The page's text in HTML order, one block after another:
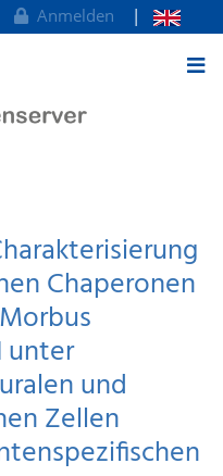
Anmelden
Chaperonen
unter
und
Zellen